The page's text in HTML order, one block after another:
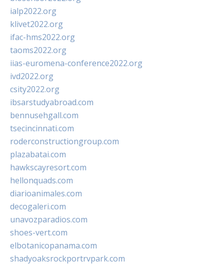
ialp2022.org
klivet2022.org
ifac-hms2022.org
taoms2022.org
iias-euromena-conference2022.org
ivd2022.org
csity2022.org
ibsarstudyabroad.com
bennusehgall.com
tsecincinnati.com
roderconstructiongroup.com
plazabatai.com
hawkscayresort.com
hellonquads.com
diarioanimales.com
decogaleri.com
unavozparadios.com
shoes-vert.com
elbotanicopanama.com
shadyoaksrockportrvpark.com